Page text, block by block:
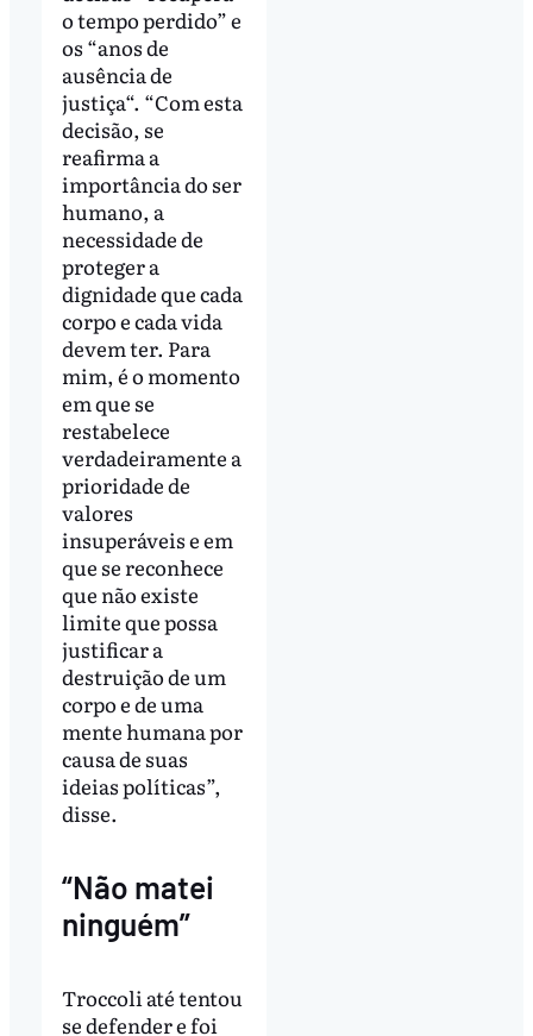
o tempo perdido” e
os “anos de
ausência de
justiça“. “Com esta
decisão, se
reafirma a
importância do ser
humano, a
necessidade de
proteger a
dignidade que cada
corpo e cada vida
devem ter. Para
mim, é o momento
em que se
restabelece
verdadeiramente a
prioridade de
valores
insuperáveis e em
que se reconhece
que não existe
limite que possa
justificar a
destruição de um
corpo e de uma
mente humana por
causa de suas
ideias políticas”,
disse.
“Não matei
ninguém”
Troccoli até tentou
se defender e foi